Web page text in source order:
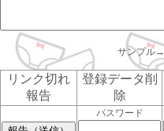
サンプル→
リンク切れ
報告
登録データ削
除
パスワード